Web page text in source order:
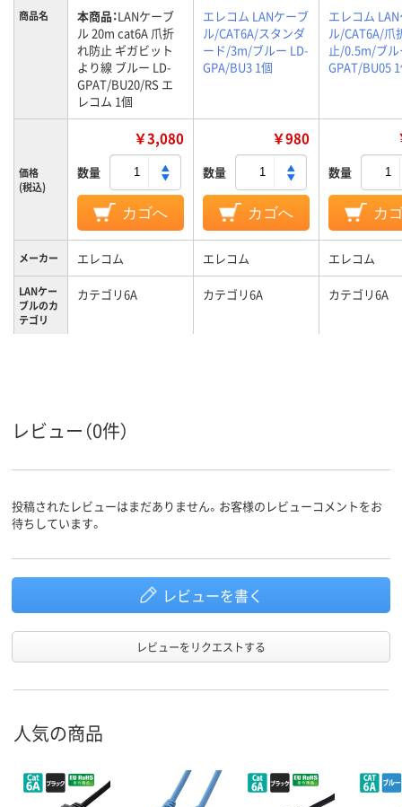
商品名 本商品：LANケーブ
ル 20m cat6A 爪折
れ防止 ギガビット
より線 ブルー LD-
GPAT/BU20/RS エ
レコム 1個
エレコム LANケーブ
ル/CAT6A/スタンダ
ード/3m/ブルー LD-
GPA/BU3 1個
エレコム
ル/CAT6A/爪
止/0.5m/ブル
GPAT/BU05
価格
(税込)
￥3,080
数量
カゴへ
￥980
数量
カゴへ
数量
カ
メーカー エレコム エレコム エレコム
LANケー
ブルのカ
テゴリ
カテゴリ6A カテゴリ6A カテゴリ6A
ケーブル
スタンダードタイプ
ブルの結
線方式
レビュー（0件）
投稿されたレビューはまだありません。お客様のレビューコメントをお
待ちしています。
レビューを書く
レビューをリクエストする
人気の商品